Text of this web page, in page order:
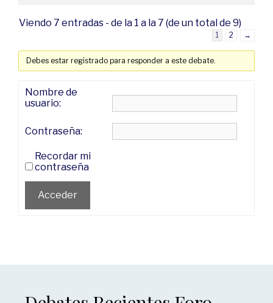
Viendo 7 entradas - de la 1 a la 7 (de un total de 9)
1 2 →
Debes estar registrado para responder a este debate.
Nombre de
usuario:
Contraseña:
Recordar mi
contraseña
Acceder